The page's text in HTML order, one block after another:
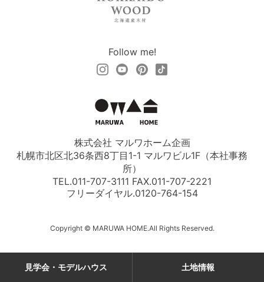
Follow me!
株式会社 マルワホーム企画
札幌市北区北36条西8丁目1-1 マルワビル1F（本社事務
所）
TEL.011-707-3111 FAX.011-707-2221
フリーダイヤル.0120-764-154
Copyright © MARUWA HOME.All Rights Reserved.
見学会・モデルハウス 土地情報